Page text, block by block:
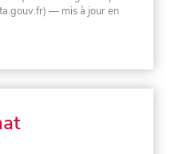
— mis à jour en